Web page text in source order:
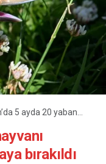
5 ayda 20 yaban
doğaya bırakıldı
bırakıldı